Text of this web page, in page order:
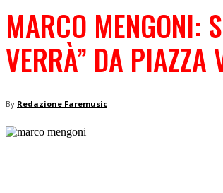
MARCO MENGONI:
VERRÀ” DA PIAZZA
By Redazione Faremusic